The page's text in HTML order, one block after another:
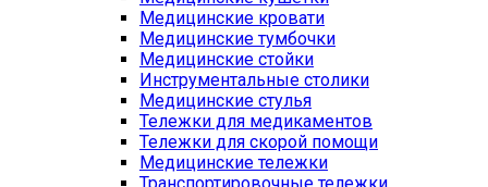
Медицинские кровати
Медицинские тумбочки
Медицинские стойки
Инструментальные столики
Медицинские стулья
Тележки для медикаментов
Тележки для скорой помощи
Медицинские тележки